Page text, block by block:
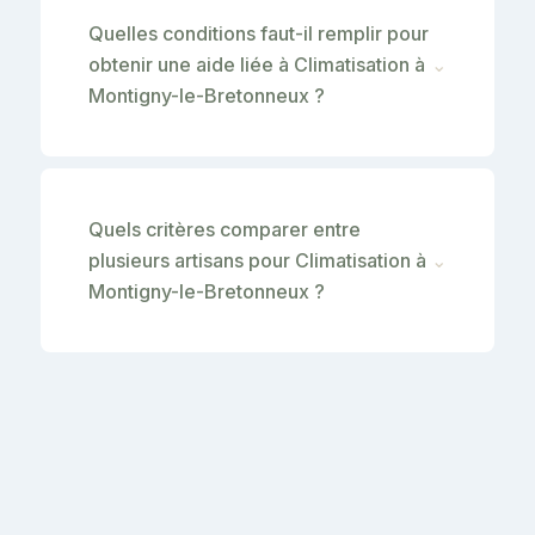
Quelles conditions faut-il remplir pour
obtenir une aide liée à Climatisation à
Montigny-le-Bretonneux ?
⌄
Quels critères comparer entre
plusieurs artisans pour Climatisation à
Montigny-le-Bretonneux ?
⌄